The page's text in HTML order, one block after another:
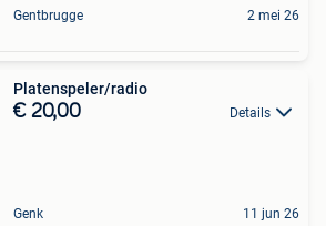
Gentbrugge 2 mei 26
Platenspeler/radio
€ 20,00 Details
Genk 11 jun 26